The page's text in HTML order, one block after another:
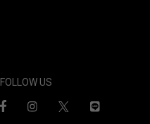
FOLLOW US